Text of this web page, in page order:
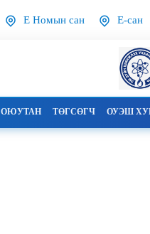
Е Номын сан Е-сан
ОЮУТАН ТӨГСӨГЧ ОУЭШ